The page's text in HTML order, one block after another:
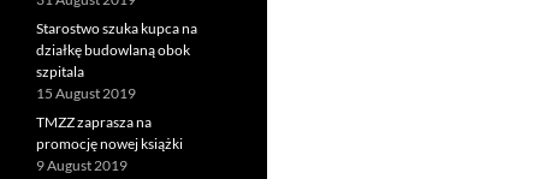
Starostwo szuka kupca na
działkę budowlaną obok
szpitala
15 August 2019
TMZZ zaprasza na
promocję nowej książki
9 August 2019